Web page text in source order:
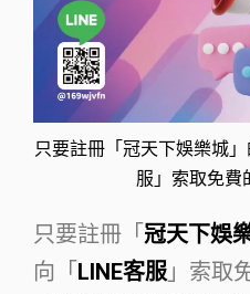
只要註冊「冠天下娛樂城
服」索取免費
只要註冊「 冠天下娛
向「 LINE客服 」索取